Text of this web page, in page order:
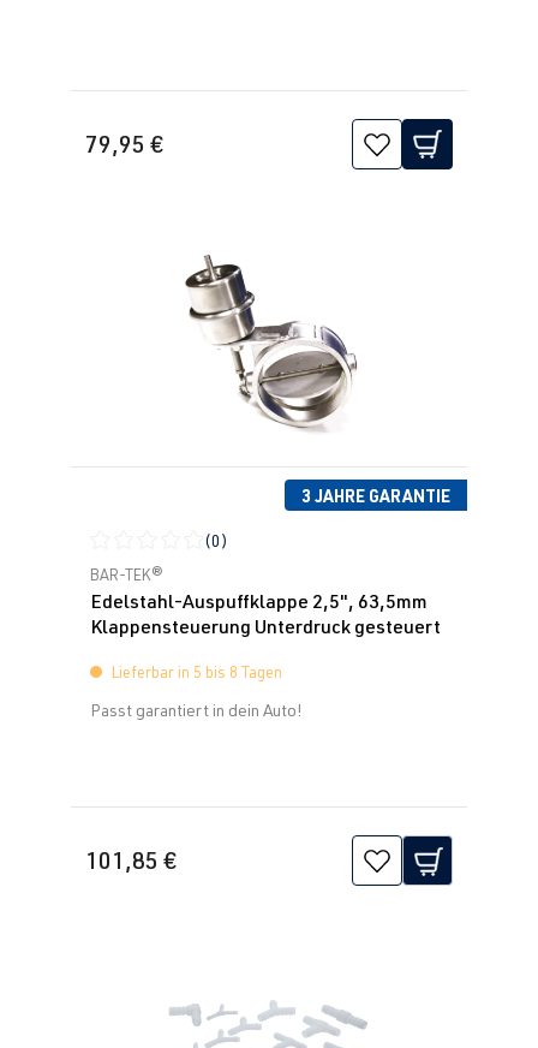
79,95 €
3 JAHRE GARANTIE
Durchschnittliche Bewertung von 0 von 5 Sternen
(0)
BAR-TEK®
Edelstahl-Auspuffklappe 2,5", 63,5mm
Klappensteuerung Unterdruck gesteuert
Lieferbar in 5 bis 8 Tagen
Passt garantiert in dein Auto!
101,85 €